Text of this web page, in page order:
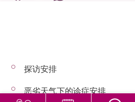
© 2026 版权所有 © 港安医疗 保留一切权利
探访安排
恶劣天气下的诊症安排